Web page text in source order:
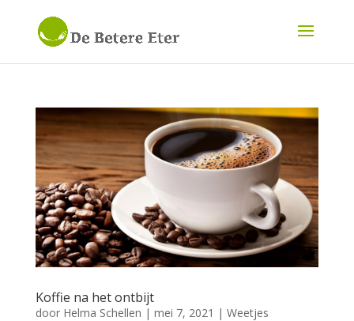
Koffie na het ontbijt
door Helma Schellen | mei 7, 2021 | Weetjes